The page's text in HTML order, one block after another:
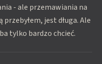
- ale przemawiania na
jest długa. Ale
tylko bardzo chcieć.